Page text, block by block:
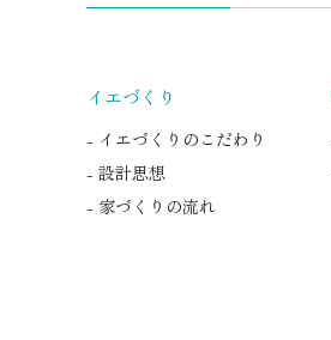
イエづくり
- イエづくりのこだわり
- 設計思想
- 家づくりの流れ